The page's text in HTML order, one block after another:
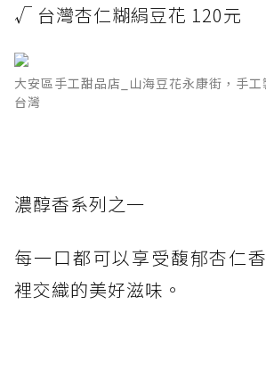
√ 台灣杏仁糊絹豆花 120元
大安區手工甜品店_山海豆花永康街，手
台灣
濃醇香系列之一
每一口都可以享受馥郁杏仁
裡交織的美好滋味。